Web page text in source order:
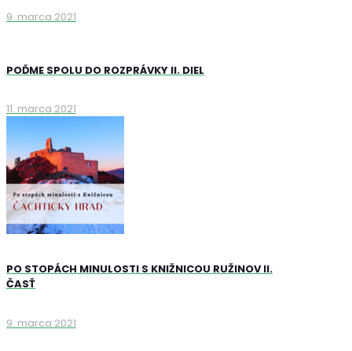
9. marca 2021
POĎME SPOLU DO ROZPRÁVKY II. DIEL
11. marca 2021
PO STOPÁCH MINULOSTI S KNIŽNICOU RUŽINOV II.
ČASŤ
9. marca 2021